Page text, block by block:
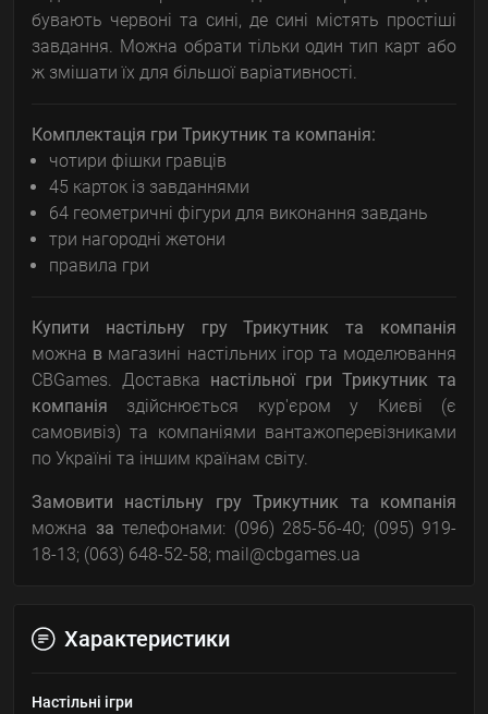
бувають червоні та сині, де сині містять простіші
завдання. Можна обрати тільки один тип карт або
ж змішати їх для більшої варіативності.
Комплектація гри Трикутник та компанія:
чотири фішки гравців
45 карток із завданнями
64 геометричні фігури для виконання завдань
три нагородні жетони
правила гри
Купити настільну гру Трикутник та компанія
можна в магазині настільних ігор та моделювання
CBGames. Доставка настільної гри Трикутник та
компанія
здійснюється кур'єром у Києві (є
самовивіз) та компаніями вантажоперевізниками
по Україні та іншим країнам світу.
Замовити настільну гру Трикутник та компанія
можна за телефонами: (096) 285-56-40; (095) 919-
18-13; (063) 648-52-58; mail@cbgames.ua
Характеристики
Настільні ігри